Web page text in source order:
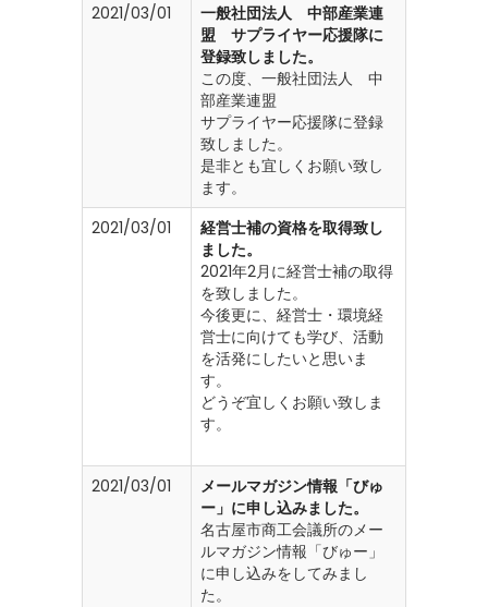
2021/03/01
一般社団法人 中部産業連
盟 サプライヤー応援隊に
登録致しました。
この度、一般社団法人 中
部産業連盟
サプライヤー応援隊に登録
致しました。
是非とも宜しくお願い致し
ます。
2021/03/01
経営士補の資格を取得致し
ました。
2021年2月に経営士補の取得
を致しました。
今後更に、経営士・環境経
営士に向けても学び、活動
を活発にしたいと思いま
す。
どうぞ宜しくお願い致しま
す。
2021/03/01
メールマガジン情報「びゅ
ー」に申し込みました。
名古屋市商工会議所のメー
ルマガジン情報「びゅー」
に申し込みをしてみまし
た。